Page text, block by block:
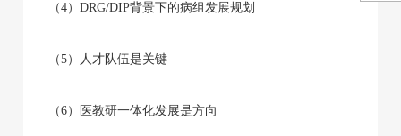
（4）DRG/DIP背景下的病组发展规划
（5）人才队伍是关键
（6）医教研一体化发展是方向